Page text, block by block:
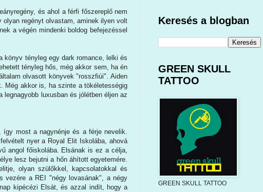
és ahol a férfi főszereplő nem
regényt olvastam, aminek ilyen volt
a végén mindenki boldog befejezéssel
könyv tényleg egy dark romance, lelki és
tényleg hős, még akkor sem, ha én
olvasott könyvek "rosszfiúi". Aiden
Még akkor is, ha szinte a tökéletességig
luxusban és jólétben éljen az
most a nagynénje és a férje nevelik.
nyer a Royal Elit Iskolába, ahová
angol főiskolába. Elsának is ez a célja,
lesz bejutni a hőn áhított egyetemére.
olyan szülőkkel, kapcsolatokkal és
vezére a REI "négy lovasának", a négy
kipécézi Elsát, és azzal indít, hogy a
Keresés a blogban
GREEN SKULL
TATTOO
GREEN SKULL TATTOO